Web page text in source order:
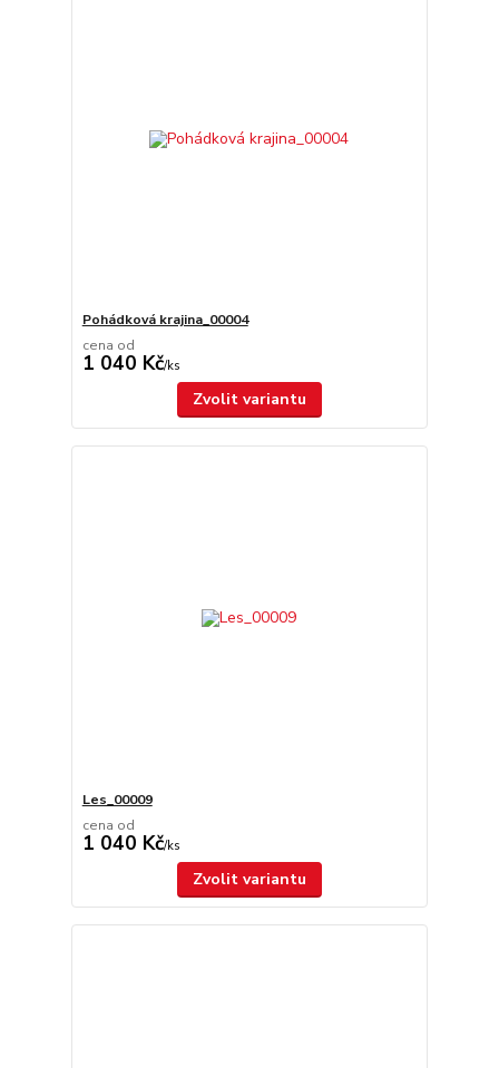
Pohádková krajina_00004
cena od
1 040 Kč/ks
Zvolit variantu
Les_00009
cena od
1 040 Kč/ks
Zvolit variantu